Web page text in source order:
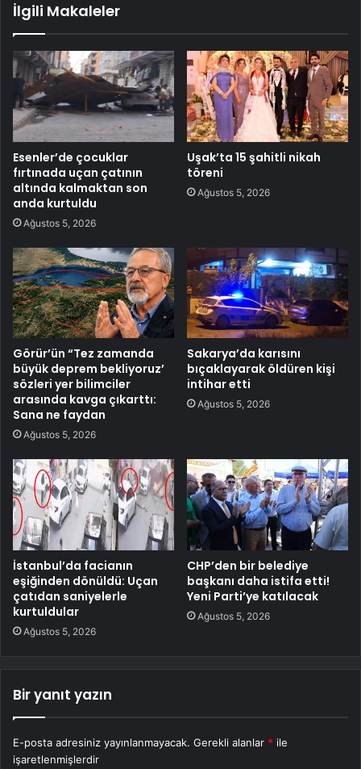
İlgili Makaleler
Esenler’de çocuklar
fırtınada uçan çatının
altında kalmaktan son
anda kurtuldu
Ağustos 5, 2026
Uşak’ta 15 şahitli nikah
töreni
Ağustos 5, 2026
Görür’ün “Tez zamanda
büyük deprem bekliyoruz’
sözleri yer bilimciler
arasında kavga çıkarttı:
Sana ne faydan
Ağustos 5, 2026
Sakarya’da karısını
bıçaklayarak öldüren kişi
intihar etti
Ağustos 5, 2026
İstanbul’da facianın
eşiğinden dönüldü: Uçan
çatıdan saniyelerle
kurtuldular
Ağustos 5, 2026
CHP’den bir belediye
başkanı daha istifa etti!
Yeni Parti’ye katılacak
Ağustos 5, 2026
Bir yanıt yazın
E-posta adresiniz yayınlanmayacak. Gerekli alanlar * ile
işaretlenmişlerdir